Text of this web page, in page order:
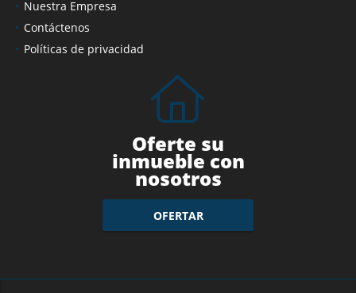
Nuestra Empresa
Contáctenos
Políticas de privacidad
Oferte su
inmueble con
nosotros
OFERTAR